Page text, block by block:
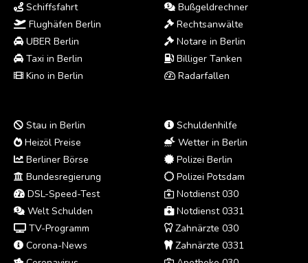
Schiffsfahrt
Flughäfen Berlin
UBER Berlin
Taxi in Berlin
Kino in Berlin
Bußgeldrechner
Rechtsanwälte
Notare in Berlin
Billiger Tanken
Radarfallen
Stau in Berlin
Heizöl Preise
Berliner Börse
Bundesregierung
DSL-Speed-Test
Welt Schulden
TV-Programm
Corona-News
Schuldenhilfe
Wetter in Berlin
Polizei Berlin
Polizei Potsdam
Notdienst 030
Notdienst 0331
Zahnärzte 030
Zahnärzte 0331